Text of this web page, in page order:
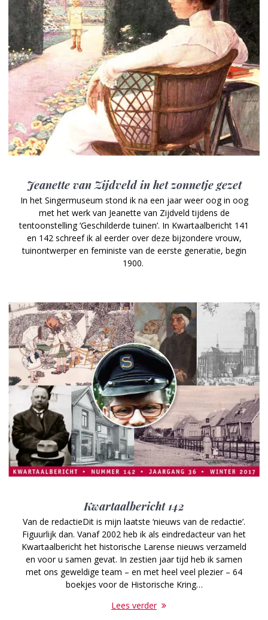
Jeanette van Zijdveld in het zonnetje gezet
In het Singermuseum stond ik na een jaar weer oog in oog
met het werk van Jeanette van Zijdveld tijdens de
tentoonstelling ‘Geschilderde tuinen’. In Kwartaalbericht 141
en 142 schreef ik al eerder over deze bijzondere vrouw,
tuinontwerper en feministe van de eerste generatie, begin
1900.
Kwartaalbericht 142
Van de redactieDit is mijn laatste ‘nieuws van de redactie’.
Figuurlijk dan. Vanaf 2002 heb ik als eindredacteur van het
Kwartaalbericht het historische Larense nieuws verzameld
en voor u samen gevat. In zestien jaar tijd heb ik samen
met ons geweldige team – en met heel veel plezier – 64
boekjes voor de Historische Kring…
Lees verder